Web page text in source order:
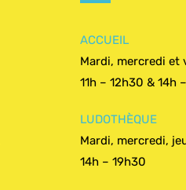
ACCUEIL
Mardi, mercredi et
11h – 12h30 & 14h
LUDOTHÈQUE
Mardi, mercredi,
14h – 19h30